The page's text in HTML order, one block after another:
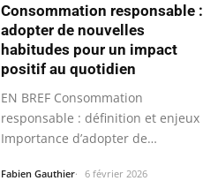
Consommation responsable :
adopter de nouvelles
habitudes pour un impact
positif au quotidien
EN BREF Consommation
responsable : définition et enjeux
Importance d’adopter de
Fabien Gauthier 6 février 2026